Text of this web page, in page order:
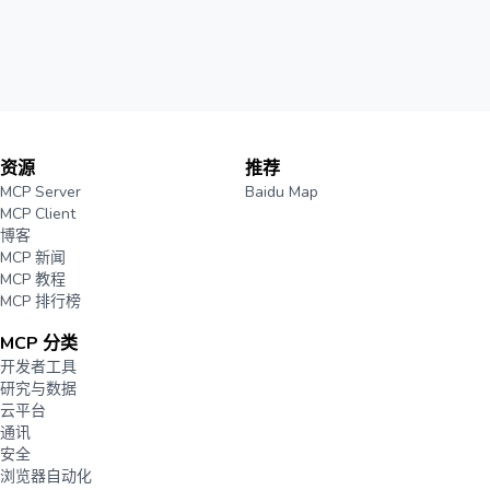
资源
MCP Server
MCP Client
博客
MCP 新闻
MCP 教程
MCP 排行榜
MCP 分类
开发者工具
研究与数据
云平台
通讯
安全
浏览器自动化
推荐
Baidu Map